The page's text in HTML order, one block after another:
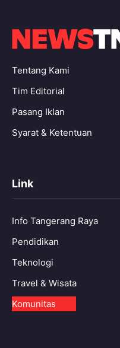
Tentang Kami
Tim Editorial
Pasang Iklan
Syarat & Ketentuan
Link
Info Tangerang Raya
Pendidikan
Teknologi
Travel & Wisata
Komunitas